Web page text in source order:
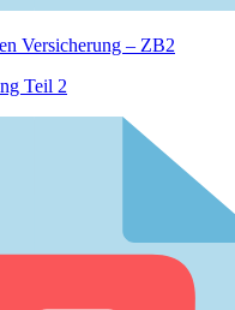
Versicherung – ZB2
Teil 2